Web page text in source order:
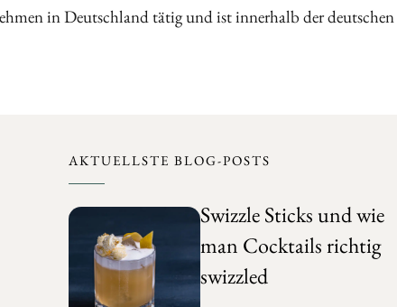
in Deutschland tätig und ist innerhalb der
AKTUELLSTE BLOG-POSTS
Swizzle Sticks und wie
man Cocktails richtig
swizzled